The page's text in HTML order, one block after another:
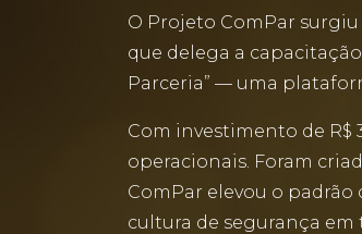
O Projeto ComPar
que delega a
Parceria” — uma
Com investimento de R$
operacionais. Foram
ComPar elevou o
cultura de segurança